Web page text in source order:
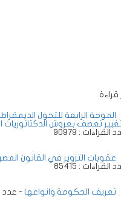
قراءة
الموجة الرابعة للتحول
تعصف بعروش الدكتاتوريات
القراءات : 90979
عقوبات التزوير في القانون
القراءات : 85415
تعريف الحكومة وانواعها - عدد